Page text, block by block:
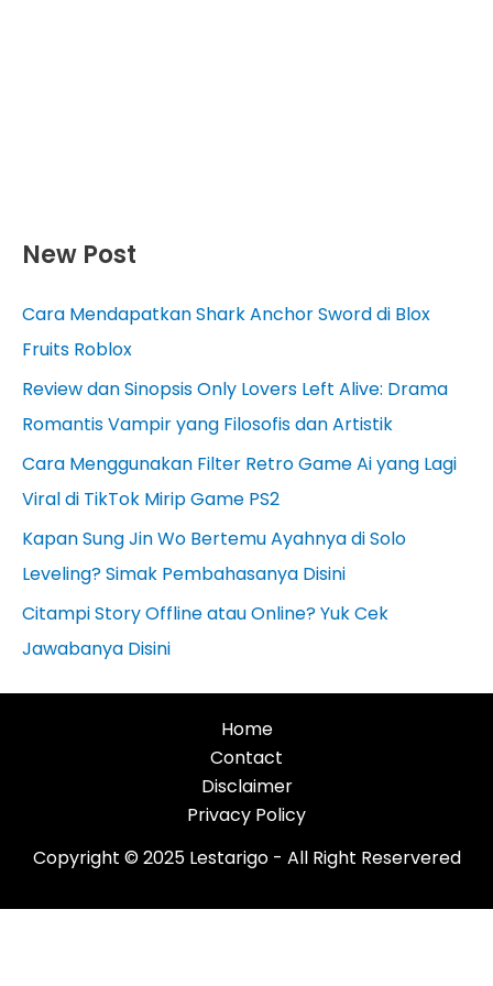
New Post
Cara Mendapatkan Shark Anchor Sword di Blox
Fruits Roblox
Review dan Sinopsis Only Lovers Left Alive: Drama
Romantis Vampir yang Filosofis dan Artistik
Cara Menggunakan Filter Retro Game Ai yang Lagi
Viral di TikTok Mirip Game PS2
Kapan Sung Jin Wo Bertemu Ayahnya di Solo
Leveling? Simak Pembahasanya Disini
Citampi Story Offline atau Online? Yuk Cek
Jawabanya Disini
Home
Contact
Disclaimer
Privacy Policy
Copyright © 2025 Lestarigo - All Right Reservered